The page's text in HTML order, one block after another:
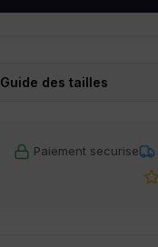
Guide des tailles
Paiement securise